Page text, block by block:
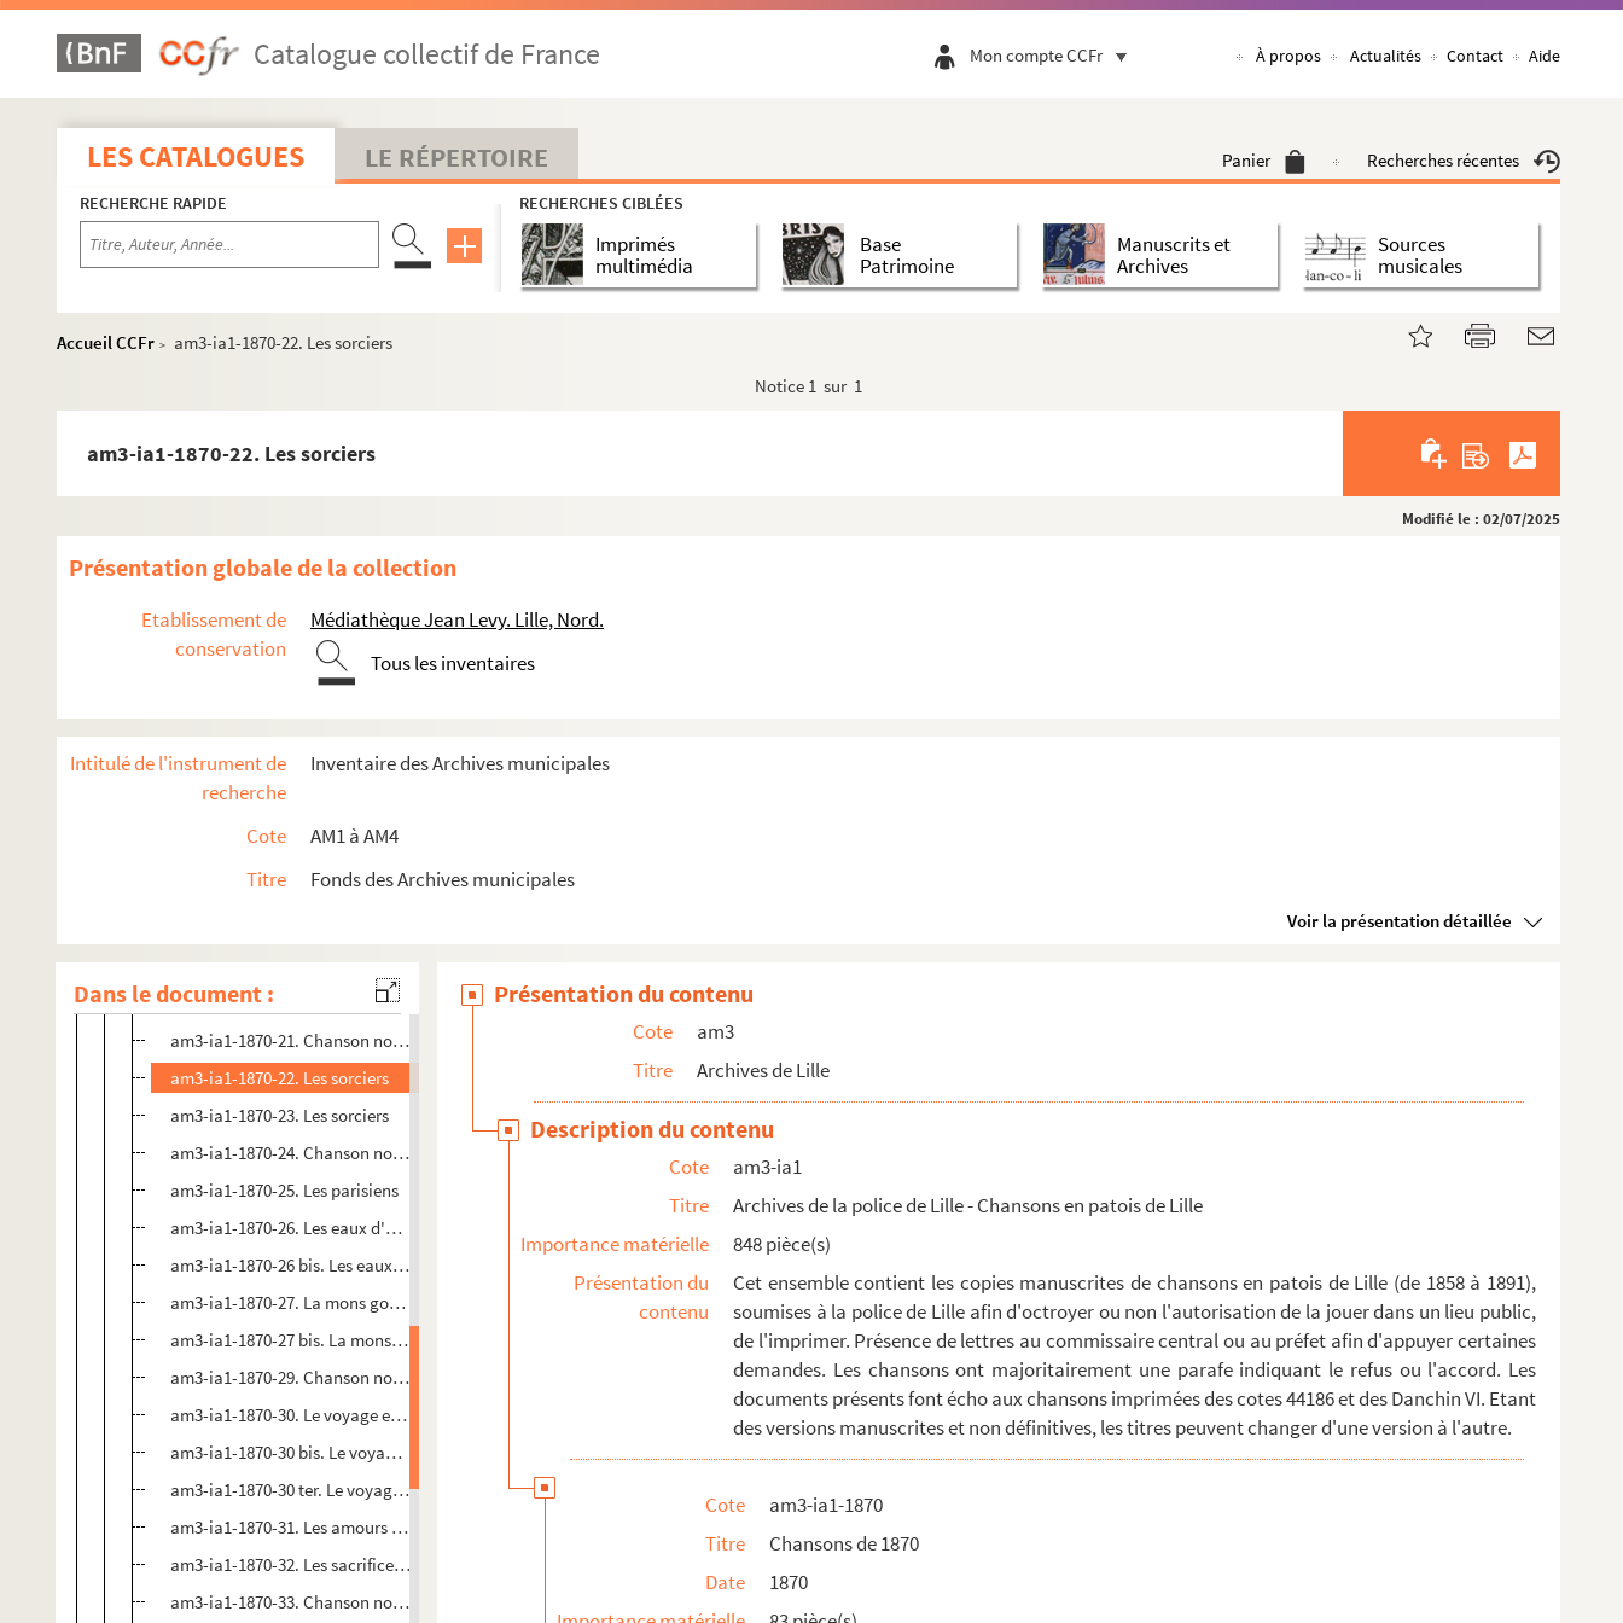
Catalogue collectif de France Mon compte CCFr À propos Actualités Contact Aide
LES CATALOGUES LE RÉPERTOIRE Panier Recherches récentes
RECHERCHE RAPIDE RECHERCHES CIBLÉES
Imprimés
multimédia
Base
Patrimoine
Manuscrits et
Archives
Sources
musicales
Accueil CCFr >
am3-ia1-1870-22. Les sorciers
Notice 1 sur 1
am3-ia1-1870-22. Les sorciers
Modifié le : 02/07/2025
Présentation globale de la collection
Etablissement de
conservation
Médiathèque Jean Levy. Lille, Nord.
Tous les inventaires
Intitulé de l'instrument de
recherche
Inventaire des Archives municipales
Cote
AM1 à AM4
Titre
Fonds des Archives municipales
Voir la présentation détaillée
Dans le document :
am3-ia1-1870. Chansons de 1870
am3-ia1-1870-1. Chanson nouvelle en patois de Lille, chantée par la société des Enfants joyeux
am3-ia1-1870-1 bis. Chanson nouvelle en patois de Lille, chantée par la société des Enfants joyeux
am3-ia1-1870-2. Les Grussettes
am3-ia1-1870-3. L'ouvrier
am3-ia1-1870-4. Les difformes
am3-ia1-1870-5. Chanson nouvelle en patois de Lille, chantée par la société des Enfants joyeux
am3-ia1-1870-7 bis. Chanson nouvelle en patois de Lille, chantée par la société de la Grande vitesse
am3-ia1-1870-9. Un mariage bien désiré
am3-ia1-1870-10 bis. L'sot sotte d'amour
am3-ia1-1870-11. L'homme désespéré
am3-ia1-1870-13. Le déménagement de la rue de la gare
am3-ia1-1870-14. Le mariage
am3-ia1-1870-17. Je préfère le vin que la bière
am3-ia1-1870-19. Chanson nouvelle en patois de Lille
am3-ia1-1870-20. Chanson nouvelle en patois de Lille
am3-ia1-1870-21. Chanson nouvelle en patois de Lille
am3-ia1-1870-22. Les sorciers
am3-ia1-1870-23. Les sorciers
am3-ia1-1870-24. Chanson nouvelle en patois de Lille, chantée par les Amis réunis
am3-ia1-1870-25. Les parisiens
am3-ia1-1870-26. Les eaux d'Emmerin
am3-ia1-1870-26 bis. Les eaux d'Emmerin
am3-ia1-1870-27. La mons gourer
am3-ia1-1870-27 bis. La mons gourer
am3-ia1-1870-29. Chanson nouvelle en patois de Lille, chantée par la société des Cœurs triomphant
am3-ia1-1870-30. Le voyage en Afrique
am3-ia1-1870-30 bis. Le voyage en Afrique
am3-ia1-1870-30 ter. Le voyage en Afrique
am3-ia1-1870-31. Les amours prunette
am3-ia1-1870-32. Les sacrifices d'un village
am3-ia1-1870-33. Chanson nouvelle en patois de Lille, chantée par les Amis réunis
Présentation du contenu
Cote
am3
Titre
Archives de Lille
Description du contenu
Cote
am3-ia1
Titre
Archives de la police de Lille - Chansons en patois de Lille
Importance matérielle
848 pièce(s)
Présentation du
contenu
Cet ensemble contient les copies manuscrites de chansons en patois de Lille (de 1858 à 1891),
soumises à la police de Lille afin d'octroyer ou non l'autorisation de la jouer dans un lieu public,
de l'imprimer. Présence de lettres au commissaire central ou au préfet afin d'appuyer certaines
demandes. Les chansons ont majoritairement une parafe indiquant le refus ou l'accord. Les
documents présents font écho aux chansons imprimées des cotes 44186 et des Danchin VI. Etant
des versions manuscrites et non définitives, les titres peuvent changer d'une version à l'autre.
Cote
am3-ia1-1870
Titre
Chansons de 1870
Date
1870